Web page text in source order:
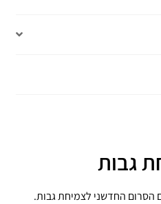
גבות
החדשני לצמיחת גבות.